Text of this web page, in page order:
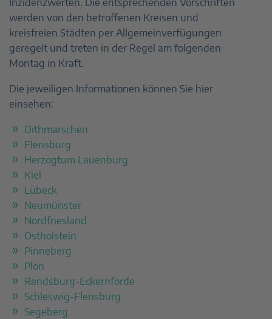
werden von den betroffenen Kreisen und
kreisfreien Städten per Allgemeinverfügungen
geregelt und treten in der Regel am folgenden
Montag in Kraft.
Die jeweiligen Informationen können Sie hier
einsehen:
Dithmarschen
Flensburg
Herzogtum Lauenburg
Kiel
Lübeck
Neumünster
Nordfriesland
Ostholstein
Pinneberg
Plön
Rendsburg-Eckernförde
Schleswig-Flensburg
Segeberg